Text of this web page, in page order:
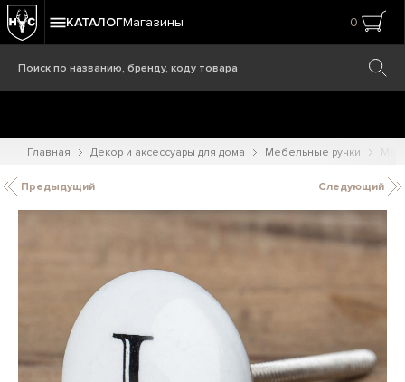
КАТАЛОГМагазины 0
Главная Декор и аксессуары для дома Мебельные ручки
Предыдущий Следующий